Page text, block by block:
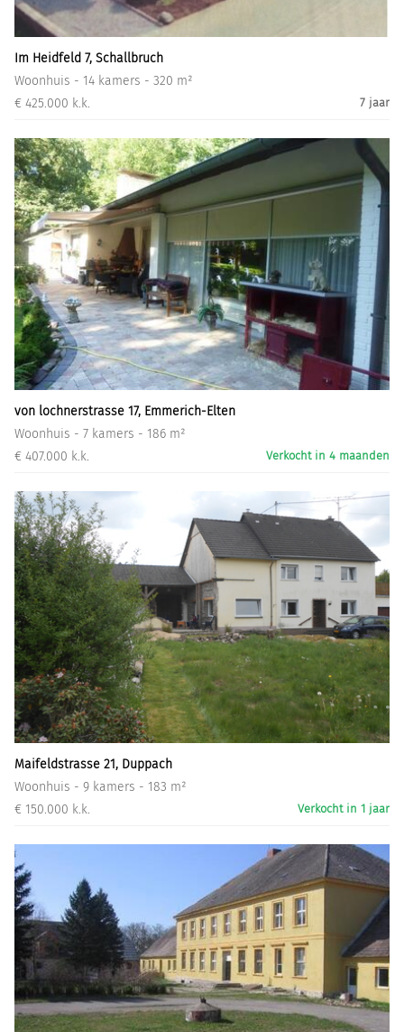
Im Heidfeld 7, Schallbruch
Woonhuis - 14 kamers - 320 m²
€ 425.000 k.k.
7 jaar
von lochnerstrasse 17, Emmerich-Elten
Woonhuis - 7 kamers - 186 m²
€ 407.000 k.k.
Verkocht in 4 maanden
Maifeldstrasse 21, Duppach
Woonhuis - 9 kamers - 183 m²
€ 150.000 k.k.
Verkocht in 1 jaar